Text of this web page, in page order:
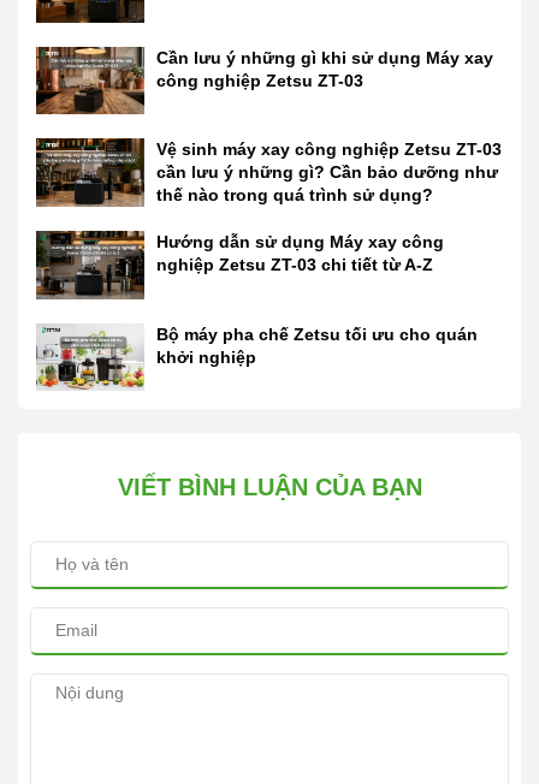
Cần lưu ý những gì khi sử dụng Máy xay
công nghiệp Zetsu ZT-03
Vệ sinh máy xay công nghiệp Zetsu ZT-03
cần lưu ý những gì? Cần bảo dưỡng như
thế nào trong quá trình sử dụng?
Hướng dẫn sử dụng Máy xay công
nghiệp Zetsu ZT-03 chi tiết từ A-Z
Bộ máy pha chế Zetsu tối ưu cho quán
khởi nghiệp
VIẾT BÌNH LUẬN CỦA BẠN